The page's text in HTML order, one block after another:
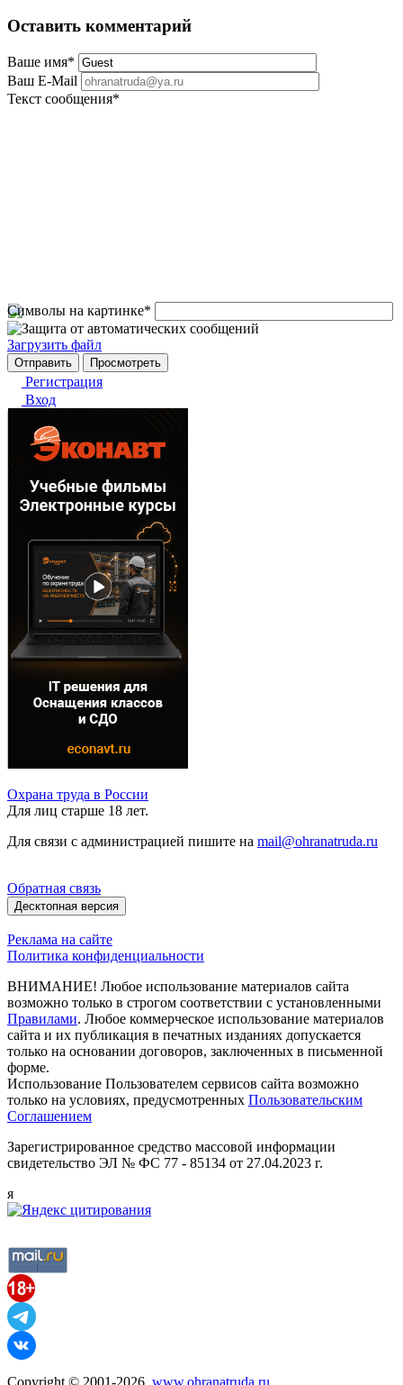
Оставить комментарий
Ваше имя*
Ваш E-Mail
Текст сообщения*
Символы на картинке*
Загрузить файл
Регистрация
Вход
Охрана труда в России
Для лиц старше 18 лет.
Для связи с администрацией пишите на mail@ohranatruda.ru
Обратная связь
Десктопная версия
Реклама на сайте
Политика конфиденциальности
ВНИМАНИЕ! Любое использование материалов сайта
возможно только в строгом соответствии с установленными
Правилами. Любое коммерческое использование материалов
сайта и их публикация в печатных изданиях допускается
только на основании договоров, заключенных в письменной
форме.
Использование Пользователем сервисов сайта возможно
только на условиях, предусмотренных Пользовательским
Соглашением
Зарегистрированное средство массовой информации
свидетельство ЭЛ № ФС 77 - 85134 от 27.04.2023 г.
я
Copyright © 2001-2026, www.ohranatruda.ru